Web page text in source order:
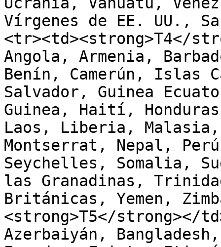
Vírgenes de EE. UU.,
<tr><td><strong>T4</
Angola, Armenia,
Benín, Camerún, Islas
Salvador, Guinea
Guinea, Haití,
Laos, Liberia,
Montserrat, Nepal,
Seychelles, Somalia,
las Granadinas,
Británicas, Yemen,
<strong>T5</strong></
Azerbaiyán,